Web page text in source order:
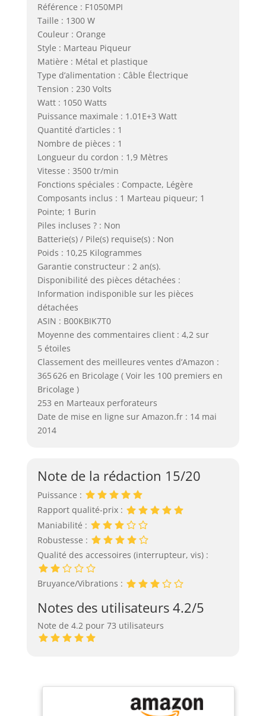
Référence : F1050MPI
Taille : 1300 W
Couleur : Orange
Style : Marteau Piqueur
Matière : Métal et plastique
Type d’alimentation : Câble Électrique
Tension : 230 Volts
Watt : 1050 Watts
Puissance maximale : 1.01E+3 Watt
Quantité d’articles : 1
Nombre de pièces : 1
Longueur du cordon : 1,9 Mètres
Vitesse : 3500 tr/min
Fonctions spéciales : Compacte, Légère
Composants inclus : 1 Marteau piqueur; 1
Pointe; 1 Burin
Piles incluses ? : Non
Batterie(s) / Pile(s) requise(s) : Non
Poids : 10,25 Kilogrammes
Garantie constructeur : 2 an(s).
Disponibilité des pièces détachées :
Information indisponible sur les pièces
détachées
ASIN : B00KBIK7T0
Moyenne des commentaires client : 4,2 sur
5 étoiles
Classement des meilleures ventes d’Amazon :
365 626 en Bricolage ( Voir les 100 premiers en
Bricolage )
253 en Marteaux perforateurs
Date de mise en ligne sur Amazon.fr : 14 mai
2014
Note de la rédaction 15/20
Puissance :
Rapport qualité-prix :
Maniabilité :
Robustesse :
Qualité des accessoires (interrupteur, vis) :
Bruyance/Vibrations :
Notes des utilisateurs 4.2/5
Note de 4.2 pour 73 utilisateurs